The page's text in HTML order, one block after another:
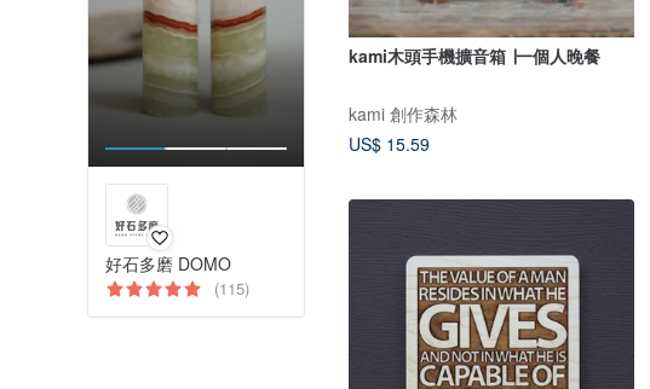
好石多磨 DOMO
(115)
kami木頭手機擴音箱 ∣一個人晚餐
kami 創作森林
US$ 15.59